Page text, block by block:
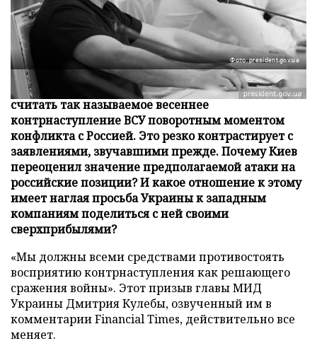
Фото: president.gov.ua
В МИД Украины потребовали от Запада не
считать так называемое весеннее
контрнаступление ВСУ поворотным моментом
конфликта с Россией. Это резко контрастирует с
заявлениями, звучавшими прежде. Почему Киев
переоценил значение предполагаемой атаки на
российские позиции? И какое отношение к этому
имеет наглая просьба Украины к западным
компаниям поделиться с ней своими
сверхприбылями?
«Мы должны всеми средствами противостоять
восприятию контрнаступления как решающего
сражения войны». Этот призыв главы МИД
Украины Дмитрия Кулебы, озвученный им в
комментарии Financial Times, действительно все
меняет.